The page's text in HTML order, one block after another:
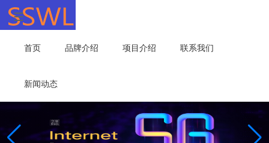
首页 品牌介绍 项目介绍 联系我们
新闻动态